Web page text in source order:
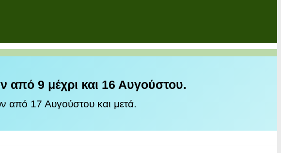
από 9 μέχρι και 16 Αυγούστου.
από 17 Αυγούστου και μετά.